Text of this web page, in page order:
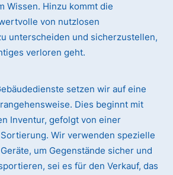
Wissen. Hinzu kommt die
von nutzlosen
unterscheiden und sicherzustellen,
verloren geht.
setzen wir auf eine
Dies beginnt mit
Inventur, gefolgt von einer
Wir verwenden spezielle
um Gegenstände sicher und
sei es für den Verkauf, das